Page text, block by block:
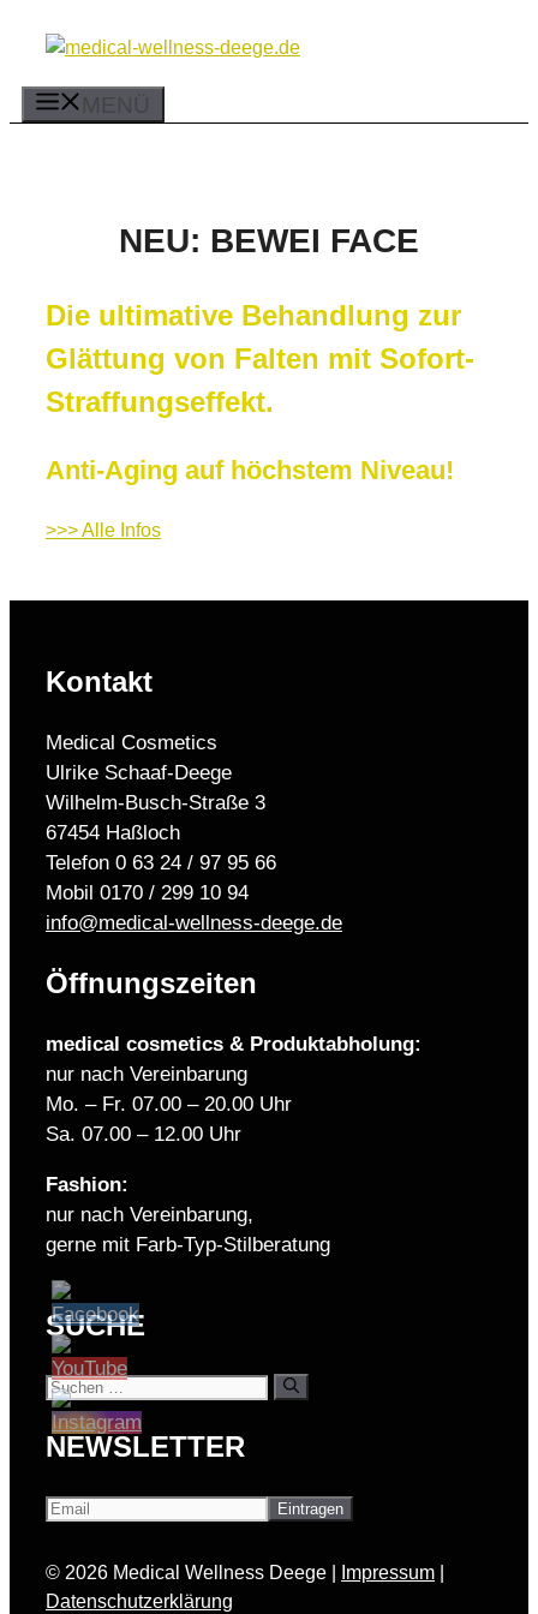
Inhalt
MENÜ
NEU: BEWEI FACE
Die ultimative Behandlung zur
Glättung von Falten mit Sofort-
Straffungseffekt.
Anti-Aging auf höchstem Niveau!
>>> Alle Infos
Kontakt
Medical Cosmetics
Ulrike Schaaf-Deege
Wilhelm-Busch-Straße 3
67454 Haßloch
Telefon 0 63 24 / 97 95 66
Mobil 0170 / 299 10 94
info@medical-wellness-deege.de
Öffnungszeiten
medical cosmetics & Produktabholung:
nur nach Vereinbarung
Mo. – Fr. 07.00 – 20.00 Uhr
Sa. 07.00 – 12.00 Uhr
Fashion:
nur nach Vereinbarung,
gerne mit Farb-Typ-Stilberatung
SUCHE
Suchen
nach:
NEWSLETTER
© 2026 Medical Wellness Deege | Impressum
Datenschutzerklärung